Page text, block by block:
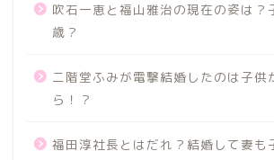
吹石一恵と福山雅治の現在の姿は？
歳？
二階堂ふみが電撃結婚したのは子供
ら！？
福田淳社長とはだれ？結婚して妻も